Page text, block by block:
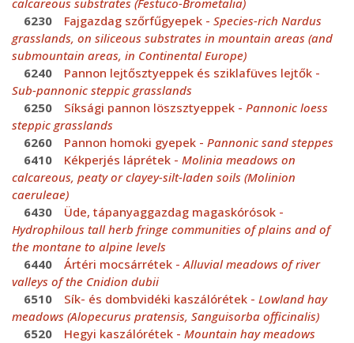
calcareous substrates (Festuco-Brometalia)
6230
Fajgazdag szőrfűgyepek - Species-rich Nardus
grasslands, on siliceous substrates in mountain areas (and
submountain areas, in Continental Europe)
6240
Pannon lejtősztyeppek és sziklafüves lejtők -
Sub-pannonic steppic grasslands
6250
Síksági pannon löszsztyeppek - Pannonic loess
steppic grasslands
6260
Pannon homoki gyepek - Pannonic sand steppes
6410
Kékperjés láprétek - Molinia meadows on
calcareous, peaty or clayey-silt-laden soils (Molinion
caeruleae)
6430
Üde, tápanyaggazdag magaskórósok -
Hydrophilous tall herb fringe communities of plains and of
the montane to alpine levels
6440
Ártéri mocsárrétek -Alluvial meadows of river
valleys of the Cnidion dubii
6510
Sík- és dombvidéki kaszálórétek - Lowland hay
meadows (Alopecurus pratensis, Sanguisorba officinalis)
6520
Hegyi kaszálórétek - Mountain hay meadows